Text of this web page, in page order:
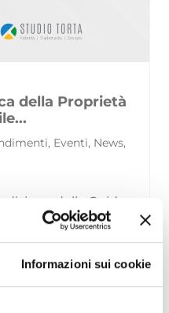
Informazioni sui cookie
della Proprietà
Eventi, News,
della Guida
Industriale,
[...]